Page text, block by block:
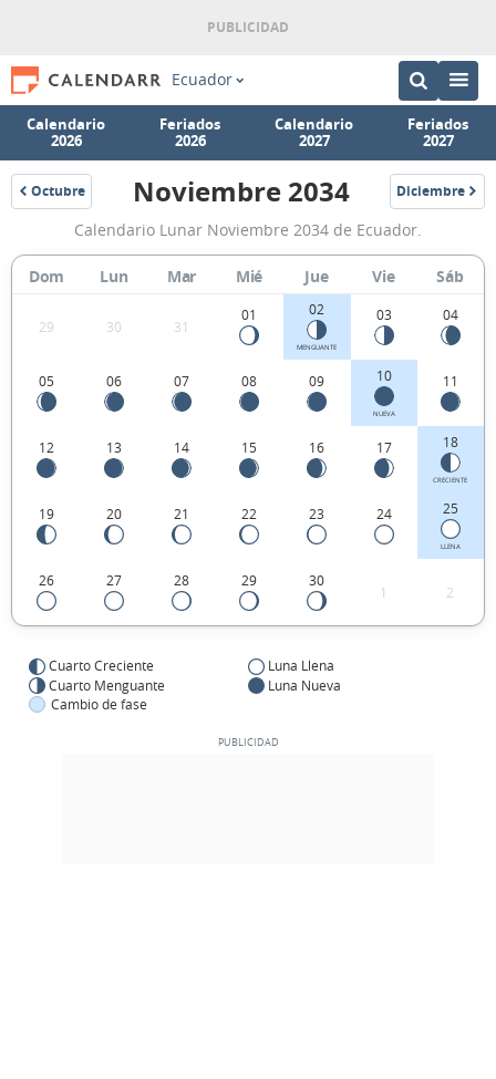
Ecuador
Calendario
2026
Feriados
2026
Calendario
2027
Feriados
2027
Octubre
2034
Calendario
Lunar
Noviembre
2034
de
Ecuador.
Noviembre 2034 Diciembre
2034
Calendario Lunar Noviembre 2034 de Ecuador.
Dom Lun Mar Mié Jue Vie Sáb
29 30 31
01 02
MENGUANTE
03 04
05 06 07 08 09 10
NUEVA
11
12 13 14 15 16 17 18
CRECIENTE
19 20 21 22 23 24 25
LLENA
26 27 28 29 30
1 2
Cuarto Creciente
Luna Llena
Cuarto Menguante
Luna Nueva
Cambio de fase